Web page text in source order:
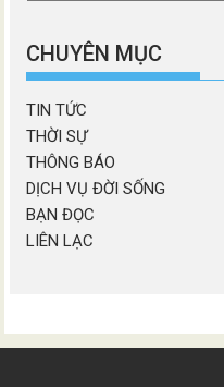
mục
CHUYÊN MỤC
TIN TỨC
THỜI SỰ
THÔNG BÁO
DỊCH VỤ ĐỜI SỐNG
BẠN ĐỌC
LIÊN LẠC